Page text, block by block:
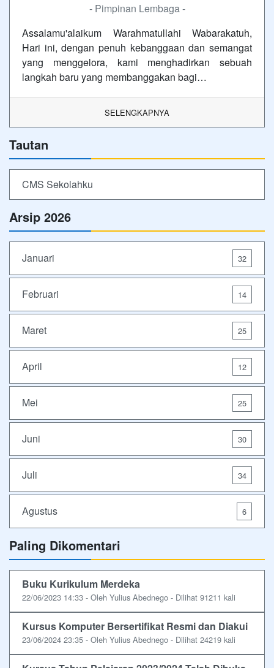
- Pimpinan Lembaga -
Assalamu'alaikum Warahmatullahi Wabarakatuh,
Hari ini, dengan penuh kebanggaan dan semangat
yang menggelora, kami menghadirkan sebuah
langkah baru yang membanggakan bagi…
SELENGKAPNYA
Tautan
CMS Sekolahku
Arsip 2026
Januari 32
Februari 14
Maret 25
April 12
Mei 25
Juni 30
Juli 34
Agustus 6
Paling Dikomentari
Buku Kurikulum Merdeka
22/06/2023 14:33 - Oleh Yulius Abednego - Dilihat 91211 kali
Kursus Komputer Bersertifikat Resmi dan Diakui
23/06/2024 23:35 - Oleh Yulius Abednego - Dilihat 24219 kali